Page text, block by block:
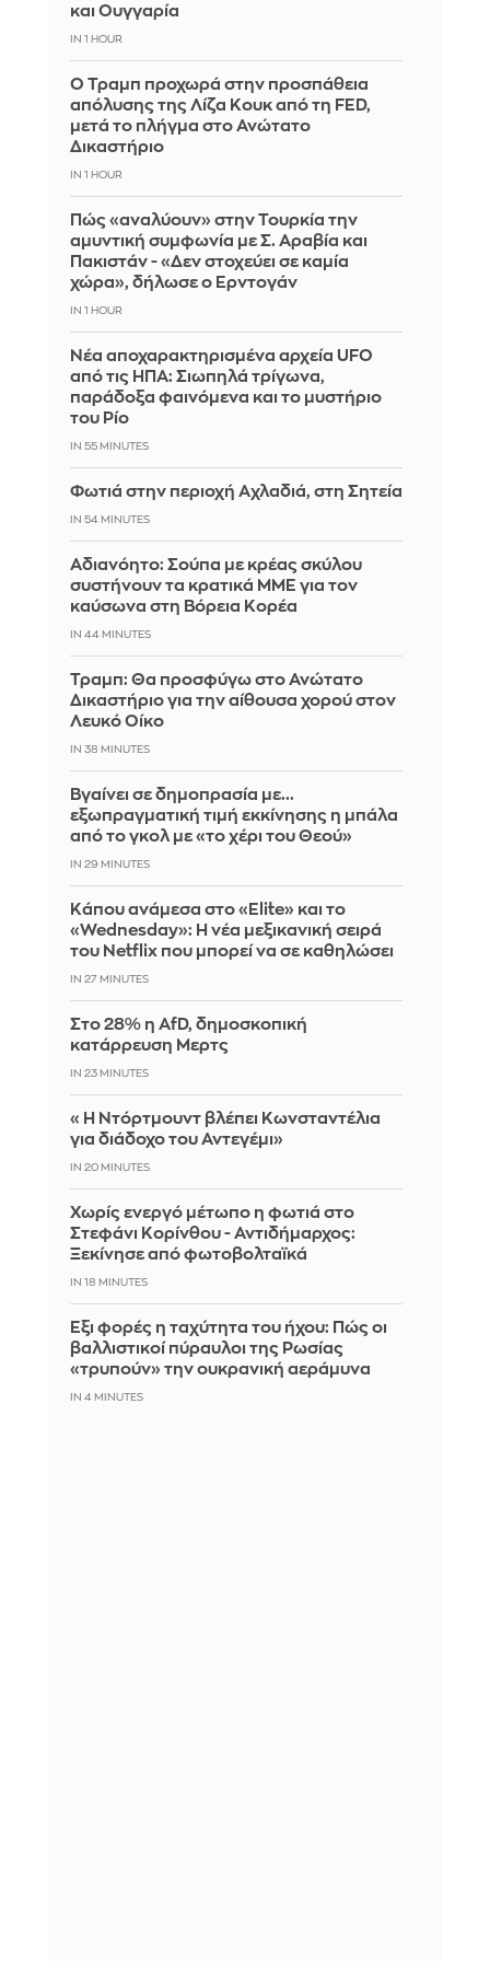
και Ουγγαρία
IN 1 HOUR
Ο Τραμπ προχωρά στην προσπάθεια
απόλυσης της Λίζα Κουκ από τη FED,
μετά το πλήγμα στο Ανώτατο
Δικαστήριο
IN 1 HOUR
Πώς «αναλύουν» στην Τουρκία την
αμυντική συμφωνία με Σ. Αραβία και
Πακιστάν - «Δεν στοχεύει σε καμία
χώρα», δήλωσε ο Ερντογάν
IN 1 HOUR
Νέα αποχαρακτηρισμένα αρχεία UFO
από τις ΗΠΑ: Σιωπηλά τρίγωνα,
παράδοξα φαινόμενα και το μυστήριο
του Ρίο
IN 55 MINUTES
Φωτιά στην περιοχή Αχλαδιά, στη Σητεία
IN 54 MINUTES
Αδιανόητο: Σούπα με κρέας σκύλου
συστήνουν τα κρατικά ΜΜΕ για τον
καύσωνα στη Βόρεια Κορέα
IN 44 MINUTES
Τραμπ: Θα προσφύγω στο Ανώτατο
Δικαστήριο για την αίθουσα χορού στον
Λευκό Οίκο
IN 38 MINUTES
Βγαίνει σε δημοπρασία με...
εξωπραγματική τιμή εκκίνησης η μπάλα
από το γκολ με «το χέρι του Θεού»
IN 29 MINUTES
Κάπου ανάμεσα στο «Elite» και το
«Wednesday»: Η νέα μεξικανική σειρά
του Netflix που μπορεί να σε καθηλώσει
IN 27 MINUTES
Στο 28% η AfD, δημοσκοπική
κατάρρευση Μερτς
IN 23 MINUTES
«Η Ντόρτμουντ βλέπει Κωνσταντέλια
για διάδοχο του Αντεγέμι»
IN 20 MINUTES
Χωρίς ενεργό μέτωπο η φωτιά στο
Στεφάνι Κορίνθου - Αντιδήμαρχος:
Ξεκίνησε από φωτοβολταϊκά
IN 18 MINUTES
Έξι φορές η ταχύτητα του ήχου: Πώς οι
βαλλιστικοί πύραυλοι της Ρωσίας
«τρυπούν» την ουκρανική αεράμυνα
IN 4 MINUTES